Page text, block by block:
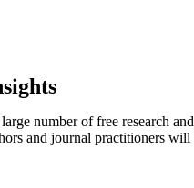
number of free research
and journal practitioners will